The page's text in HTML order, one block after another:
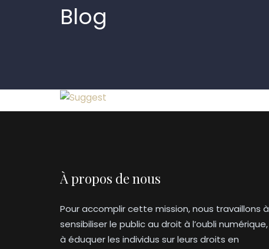
Blog
À propos de nous
Pour accomplir cette mission, nous travaillons à
sensibiliser le public au droit à l’oubli numérique,
à éduquer les individus sur leurs droits en